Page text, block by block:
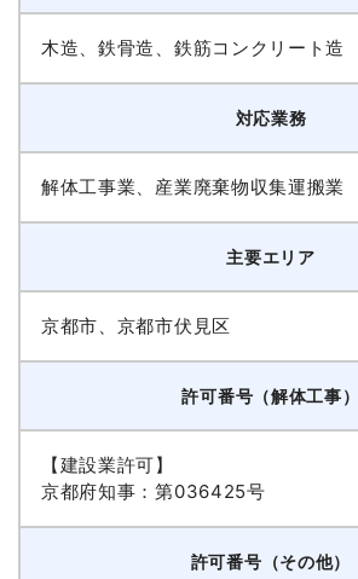
木造、鉄骨造、鉄筋コンクリート造
対応業務
解体工事業、産業廃棄物収集運搬業
主要エリア
京都市、京都市伏見区
許可番号（解体工事）
【建設業許可】
京都府知事：第036425号
許可番号（その他）